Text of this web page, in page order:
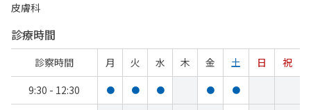
皮膚科
診療時間
診察時間 月 火 水 木 金 土 日
祝
9:30 - 12:30
● ● ● ● ●